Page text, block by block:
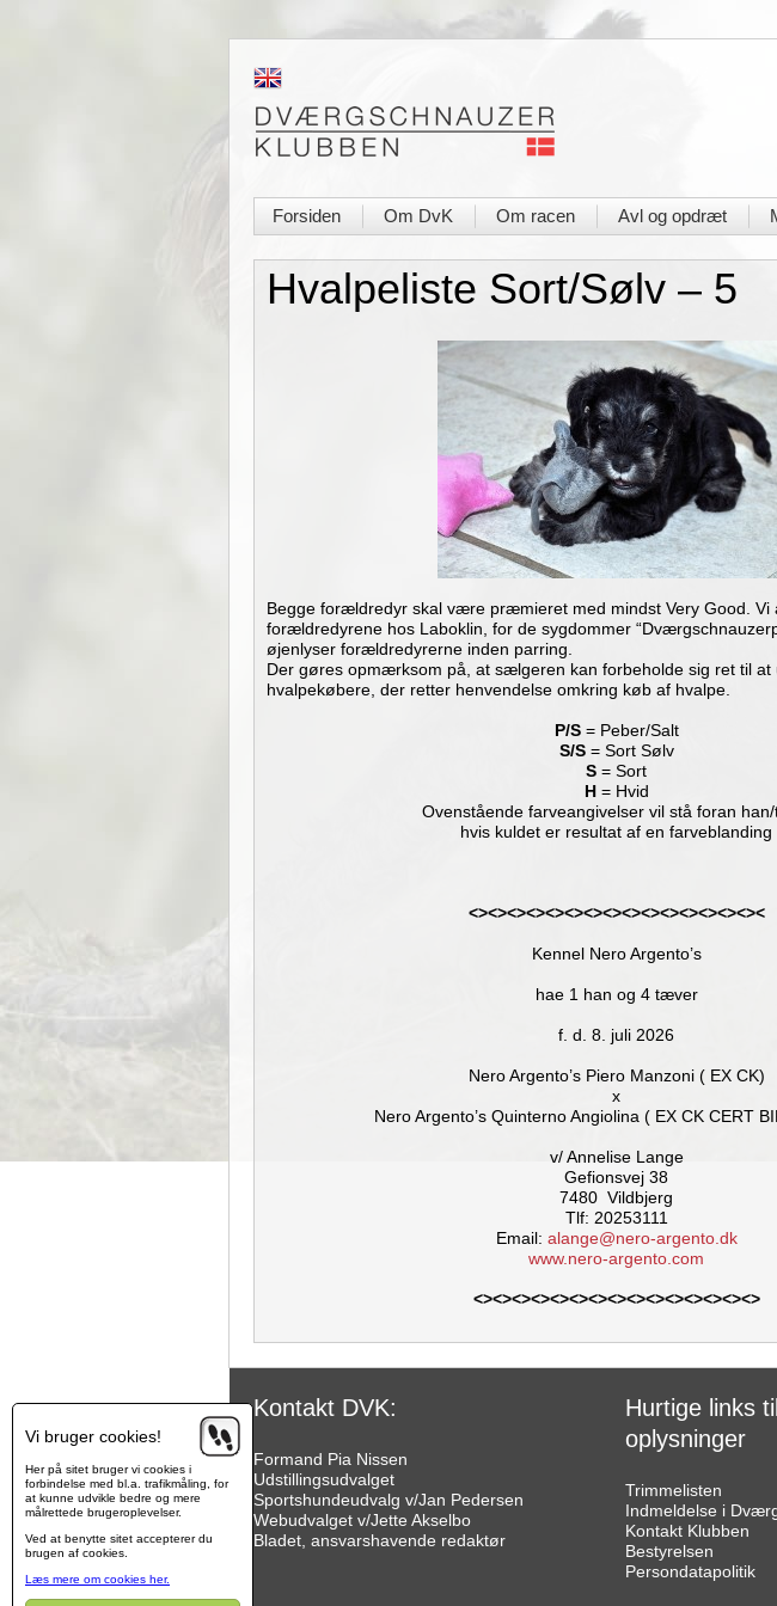
Forsiden Om DvK Om racen Avl og opdræt
Hvalpeliste Sort/Sølv – 5
Begge forældredyr skal være præmieret med mindst Very Good. Vi
forældredyrene hos Laboklin, for de sygdommer
øjenlyser forældredyrerne inden parring.
Der gøres opmærksom på, at sælgeren kan forbeholde sig ret til
hvalpekøbere, der retter henvendelse omkring køb af hvalpe.
P/S= Peber/Salt
S/S= Sort Sølv
S = Sort
H= Hvid
Ovenstående farveangivelser vil stå foran
hvis kuldet er resultat af en farveblanding
<><><><><><><><><><><><><><><><
Kennel Nero Argento’s
hae 1 han og 4 tæver
f. d. 8. juli 2026
Nero Argento’s Piero Manzoni ( EX CK)
x
Nero Argento’s Quinterno Angiolina ( EX CK CERT
v/ Annelise Lange
Gefionsvej 38
7480 Vildbjerg
Tlf: 20253111
Email: alange@nero-argento.dk
www.nero-argento.com
<><><><><><><><><><><><><><><>
Kontakt DVK:
Formand Pia Nissen
Udstillingsudvalget
Sportshundeudvalg v/Jan Pedersen
Webudvalget v/Jette Akselbo
Bladet, ansvarshavende redaktør
Hurtige links
oplysninger
Trimmelisten
Indmeldelse i
Kontakt Klubben
Bestyrelsen
Persondatapolitik
Vi bruger cookies!
Her på sitet bruger vi cookies i
forbindelse med bl.a. trafikmåling, for
at kunne udvikle bedre og mere
målrettede brugeroplevelser.
Ved at benytte sitet accepterer du
brugen af cookies.
Læs mere om cookies her.